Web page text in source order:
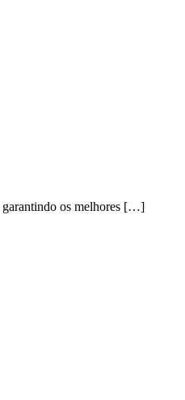
garantindo os melhores […]